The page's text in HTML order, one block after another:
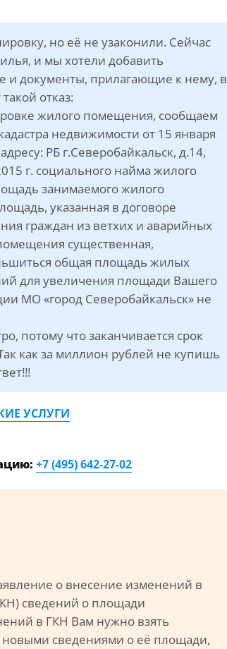
но её не узаконили. Сейчас
и мы хотели добавить
и документы, прилагающие к нему, в
отказ:
жилого помещения, сообщаем
недвижимости от 15 января
РБ г.Северобайкальск, д.14,
г. социального найма жилого
занимаемого жилого
указанная в договоре
граждан из ветхих и аварийных
существенная,
общая площадь жилых
для увеличения площади Вашего
МО «город Северобайкальск» не
потому что заканчивается срок
как за миллион рублей не купишь
УСЛУГИ
+7 (495) 642-27-02
о внесение изменений в
сведений о площади
в ГКН Вам нужно взять
сведениями о её площади,